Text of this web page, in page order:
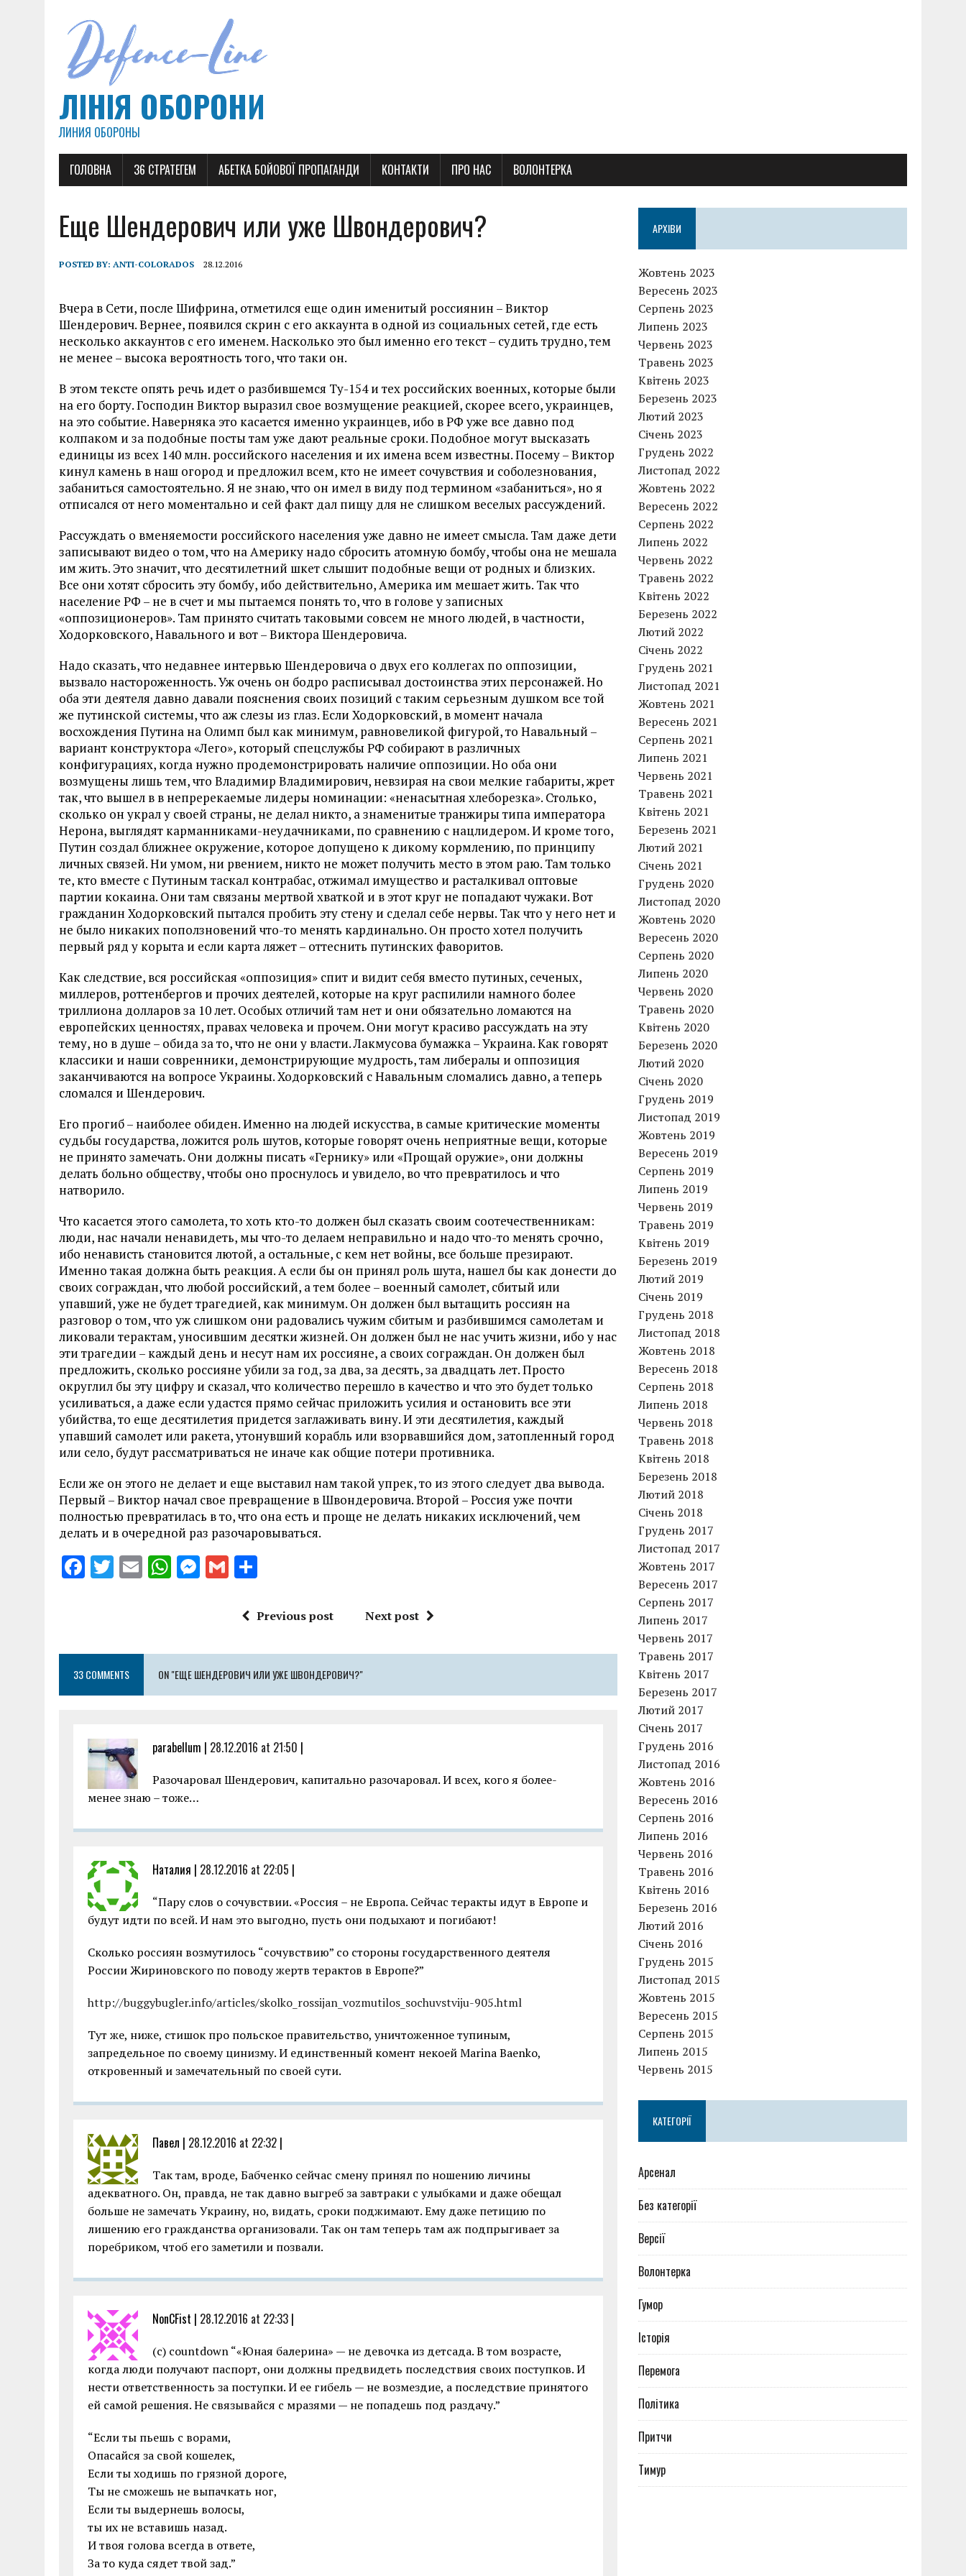
ЛІНІЯ ОБОРОНИ
ЛИНИЯ ОБОРОНЫ
ГОЛОВНА 36 СТРАТЕГЕМ АБЕТКА БОЙОВОЇ ПРОПАГАНДИ КОНТАКТИ ПРО НАС ВОЛОНТЕРКА
Еще Шендерович или уже Швондерович?
POSTED BY: ANTI-COLORADOS 28.12.2016
Вчера в Сети, после Шифрина, отметился еще один именитый россиянин – Виктор
Шендерович. Вернее, появился скрин с его аккаунта в одной из социальных сетей, где есть
несколько аккаунтов с его именем. Насколько это был именно его текст – судить трудно, тем
не менее – высока вероятность того, что таки он.
В этом тексте опять речь идет о разбившемся Ту-154 и тех российских военных, которые были
на его борту. Господин Виктор выразил свое возмущение реакцией, скорее всего, украинцев,
на это событие. Наверняка это касается именно украинцев, ибо в РФ уже все давно под
колпаком и за подобные посты там уже дают реальные сроки. Подобное могут высказать
единицы из всех 140 млн. российского населения и их имена всем известны. Посему – Виктор
кинул камень в наш огород и предложил всем, кто не имеет сочувствия и соболезнования,
забаниться самостоятельно. Я не знаю, что он имел в виду под термином «забаниться», но я
отписался от него моментально и сей факт дал пищу для не слишком веселых рассуждений.
Рассуждать о вменяемости российского населения уже давно не имеет смысла. Там даже дети
записывают видео о том, что на Америку надо сбросить атомную бомбу, чтобы она не мешала
им жить. Это значит, что десятилетний шкет слышит подобные вещи от родных и близких.
Все они хотят сбросить эту бомбу, ибо действительно, Америка им мешает жить. Так что
население РФ – не в счет и мы пытаемся понять то, что в голове у записных
«оппозиционеров». Там принято считать таковыми совсем не много людей, в частности,
Ходорковского, Навального и вот – Виктора Шендеровича.
Надо сказать, что недавнее интервью Шендеровича о двух его коллегах по оппозиции,
вызвало настороженность. Уж очень он бодро расписывал достоинства этих персонажей. Но
оба эти деятеля давно давали пояснения своих позиций с таким серьезным душком все той
же путинской системы, что аж слезы из глаз. Если Ходорковский, в момент начала
восхождения Путина на Олимп был как минимум, равновеликой фигурой, то Навальный –
вариант конструктора «Лего», который спецслужбы РФ собирают в различных
конфигурациях, когда нужно продемонстрировать наличие оппозиции. Но оба они
возмущены лишь тем, что Владимир Владимирович, невзирая на свои мелкие габариты, жрет
так, что вышел в в непререкаемые лидеры номинации: «ненасытная хлеборезка». Столько,
сколько он украл у своей страны, не делал никто, а знаменитые транжиры типа императора
Нерона, выглядят карманниками-неудачниками, по сравнению с нацлидером. И кроме того,
Путин создал ближнее окружение, которое допущено к дикому кормлению, по принципу
личных связей. Ни умом, ни рвением, никто не может получить место в этом раю. Там только
те, кто вместе с Путиным таскал контрабас, отжимал имущество и расталкивал оптовые
партии кокаина. Они там связаны мертвой хваткой и в этот круг не попадают чужаки. Вот
гражданин Ходорковский пытался пробить эту стену и сделал себе нервы. Так что у него нет и
не было никаких поползновений что-то менять кардинально. Он просто хотел получить
первый ряд у корыта и если карта ляжет – оттеснить путинских фаворитов.
Как следствие, вся российская «оппозиция» спит и видит себя вместо путиных, сеченых,
миллеров, роттенбергов и прочих деятелей, которые на круг распилили намного более
триллиона долларов за 10 лет. Особых отличий там нет и они обязательно ломаются на
европейских ценностях, правах человека и прочем. Они могут красиво рассуждать на эту
тему, но в душе – обида за то, что не они у власти. Лакмусова бумажка – Украина. Как говорят
классики и наши совренники, демонстрирующие мудрость, там либералы и оппозиция
заканчиваются на вопросе Украины. Ходорковский с Навальным сломались давно, а теперь
сломался и Шендерович.
Его прогиб – наиболее обиден. Именно на людей искусства, в самые критические моменты
судьбы государства, ложится роль шутов, которые говорят очень неприятные вещи, которые
не принято замечать. Они должны писать «Гернику» или «Прощай оружие», они должны
делать больно обществу, чтобы оно проснулось и увидело, во что превратилось и что
натворило.
Что касается этого самолета, то хоть кто-то должен был сказать своим соотечественникам:
люди, нас начали ненавидеть, мы что-то делаем неправильно и надо что-то менять срочно,
ибо ненависть становится лютой, а остальные, с кем нет войны, все больше презирают.
Именно такая должна быть реакция. А если бы он принял роль шута, нашел бы как донести до
своих сограждан, что любой российский, а тем более – военный самолет, сбитый или
упавший, уже не будет трагедией, как минимум. Он должен был вытащить россиян на
разговор о том, что уж слишком они радовались чужим сбитым и разбившимся самолетам и
ликовали терактам, уносившим десятки жизней. Он должен был не нас учить жизни, ибо у нас
эти трагедии – каждый день и несут нам их россияне, а своих сограждан. Он должен был
предложить, сколько россияне убили за год, за два, за десять, за двадцать лет. Просто
округлил бы эту цифру и сказал, что количество перешло в качество и что это будет только
усиливаться, а даже если удастся прямо сейчас приложить усилия и остановить все эти
убийства, то еще десятилетия придется заглаживать вину. И эти десятилетия, каждый
упавший самолет или ракета, утонувший корабль или взорвавшийся дом, затопленный город
или село, будут рассматриваться не иначе как общие потери противника.
Если же он этого не делает и еще выставил нам такой упрек, то из этого следует два вывода.
Первый – Виктор начал свое превращение в Швондеровича. Второй – Россия уже почти
полностью превратилась в то, что она есть и проще не делать никаких исключений, чем
делать и в очередной раз разочаровываться.
F
o
o
k
T
r
E W
A
p
p
M
g
er
G
ai a
Previous post Next post
33 COMMENTS ON "ЕЩЕ ШЕНДЕРОВИЧ ИЛИ УЖЕ ШВОНДЕРОВИЧ?"
parabellum | 28.12.2016 at 21:50 |
Разочаровал Шендерович, капитально разочаровал. И всех, кого я более-
менее знаю – тоже…
Наталия | 28.12.2016 at 22:05 |
“Пару слов о сочувствии. «Россия – не Европа. Сейчас теракты идут в Европе и
будут идти по всей. И нам это выгодно, пусть они подыхают и погибают!
Сколько россиян возмутилось “сочувствию” со стороны государственного деятеля
России Жириновского по поводу жертв терактов в Европе?”
http://buggybugler.info/articles/skolko_rossijan_vozmutilos_sochuvstviju-905.html
Тут же, ниже, стишок про польское правительство, уничтоженное тупиным,
запредельное по своему цинизму. И единственный комент некоей Marina Baenko,
откровенный и замечательный по своей сути.
Павел | 28.12.2016 at 22:32 |
Так там, вроде, Бабченко сейчас смену принял по ношению личины
адекватного. Он, правда, не так давно выгреб за завтраки с улыбками и даже обещал
больше не замечать Украину, но, видать, сроки поджимают. Ему даже петицию по
лишению его гражданства организовали. Так он там теперь там аж подпрыгивает за
поребриком, чтоб его заметили и позвали.
NonCFist | 28.12.2016 at 22:33 |
(c) countdown “«Юная балерина» — не девочка из детсада. В том возрасте,
когда люди получают паспорт, они должны предвидеть последствия своих поступков. И
нести ответственность за поступки. И ее гибель — не возмездие, а последствие принятого
ей самой решения. Не связывайся с мразями — не попадешь под раздачу.”
“Если ты пьешь с ворами,
Опасайся за свой кошелек,
Если ты ходишь по грязной дороге,
Ты не сможешь не выпачкать ног,
Если ты выдернешь волосы,
ты их не вставишь назад.
И твоя голова всегда в ответе,
За то куда сядет твой зад.”
АРХІВИ
Жовтень 2023
Вересень 2023
Серпень 2023
Липень 2023
Червень 2023
Травень 2023
Квітень 2023
Березень 2023
Лютий 2023
Січень 2023
Грудень 2022
Листопад 2022
Жовтень 2022
Вересень 2022
Серпень 2022
Липень 2022
Червень 2022
Травень 2022
Квітень 2022
Березень 2022
Лютий 2022
Січень 2022
Грудень 2021
Листопад 2021
Жовтень 2021
Вересень 2021
Серпень 2021
Липень 2021
Червень 2021
Травень 2021
Квітень 2021
Березень 2021
Лютий 2021
Січень 2021
Грудень 2020
Листопад 2020
Жовтень 2020
Вересень 2020
Серпень 2020
Липень 2020
Червень 2020
Травень 2020
Квітень 2020
Березень 2020
Лютий 2020
Січень 2020
Грудень 2019
Листопад 2019
Жовтень 2019
Вересень 2019
Серпень 2019
Липень 2019
Червень 2019
Травень 2019
Квітень 2019
Березень 2019
Лютий 2019
Січень 2019
Грудень 2018
Листопад 2018
Жовтень 2018
Вересень 2018
Серпень 2018
Липень 2018
Червень 2018
Травень 2018
Квітень 2018
Березень 2018
Лютий 2018
Січень 2018
Грудень 2017
Листопад 2017
Жовтень 2017
Вересень 2017
Серпень 2017
Липень 2017
Червень 2017
Травень 2017
Квітень 2017
Березень 2017
Лютий 2017
Січень 2017
Грудень 2016
Листопад 2016
Жовтень 2016
Вересень 2016
Серпень 2016
Липень 2016
Червень 2016
Травень 2016
Квітень 2016
Березень 2016
Лютий 2016
Січень 2016
Грудень 2015
Листопад 2015
Жовтень 2015
Вересень 2015
Серпень 2015
Липень 2015
Червень 2015
КАТЕГОРІЇ
Арсенал
Без категорії
Версії
Волонтерка
Гумор
Історія
Перемога
Політика
Притчи
Тимур